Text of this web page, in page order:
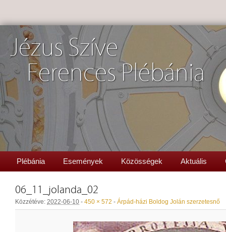
Jézus Szíve
Ferences Plébánia
Plébánia Események Közösségek Aktuális
06_11_jolanda_02
Közzétéve: 2022-06-10 - 450 × 572 - Árpád-házi Boldog Jolán szerzetesnő